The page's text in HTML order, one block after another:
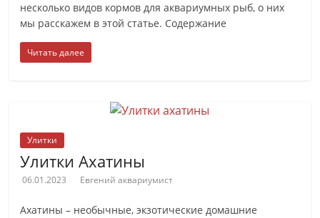
несколько видов кормов для аквариумных рыб, о них
мы расскажем в этой статье. Содержание
Читать далее
Улитки
Улитки Ахатины
06.01.2023 Евгений аквариумист
Ахатины – необычные, экзотические домашние